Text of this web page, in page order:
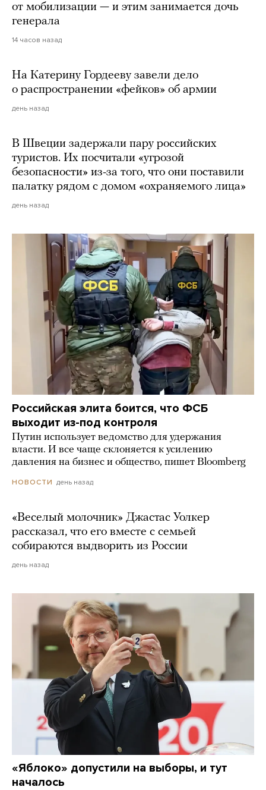
от мобилизации — и этим занимается дочь
генерала
14 часов назад
На Катерину Гордееву завели дело
о распространении «фейков» об армии
день назад
В Швеции задержали пару российских
туристов. Их посчитали «угрозой
безопасности» из-за того, что они поставили
палатку рядом с домом «охраняемого лица»
день назад
Российская элита боится, что ФСБ
выходит из-под контроля
Путин использует ведомство для удержания
власти. И все чаще склоняется к усилению
давления на бизнес и общество, пишет Bloomberg
НОВОСТИ день назад
«Веселый молочник» Джастас Уолкер
рассказал, что его вместе с семьей
собираются выдворить из России
день назад
«Яблоко» допустили на выборы, и тут
началось